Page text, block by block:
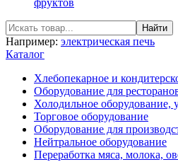
фруктов
Например: электрическая печь
Каталог
Хлебопекарное и
Оборудование для
Холодильное оборудование,
Торговое оборудование
Оборудование для
Нейтральное оборудование
Переработка мяса, молока,